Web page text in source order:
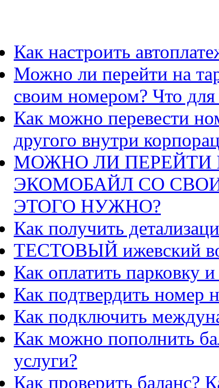
Как настроить
Можно ли перейти на
своим номером? Что
Как можно перевести
другого внутри
МОЖНО ЛИ
ЭКОМОБАЙЛ СО
ЭТОГО НУЖНО?
Как получить
ТЕСТОВЫЙ ижевский
Как оплатить парковку
Как подтвердить номер
Как подключить
Как можно пополнить
услуги?
Как проверить баланс?